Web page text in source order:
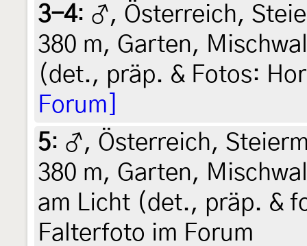
3-4: ♂, Österreich,
380 m, Garten,
(det., präp. & Fotos:
Forum]
5: ♂, Österreich,
380 m, Garten,
am Licht (det., präp. &
Falterfoto im Forum